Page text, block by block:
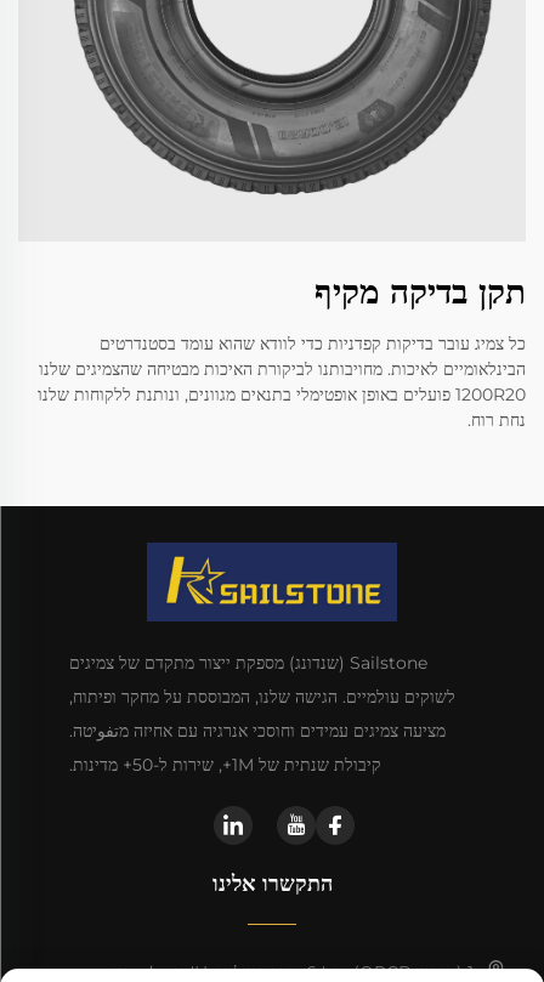
תקן בדיקה מקיף
כל צמיג עובר בדיקות קפדניות כדי לוודא שהוא עומד בסטנדרטים
הבינלאומיים לאיכות. מחויבותנו לביקורת האיכות מבטיחה שהצמיגים שלנו
1200R20 פועלים באופן אופטימלי בתנאים מגוונים, ונותנת ללקוחות שלנו
נחת רוח.
Sailstone (שנדונג) מספקת ייצור מתקדם של צמיגים
לשוקים עולמיים. הגישה שלנו, המבוססת על מחקר ופיתוח,
מציעה צמיגים עמידים וחוסכי אנרגיה עם אחיזה מتفوיטה.
קיבולת שנתית של 1M+, שירות ל-50+ מדינות.
התקשרו אלינו
ט1 (מנסיון QRCB), מס' 6, דרך קווילינג, Ц'ינגdao, סין